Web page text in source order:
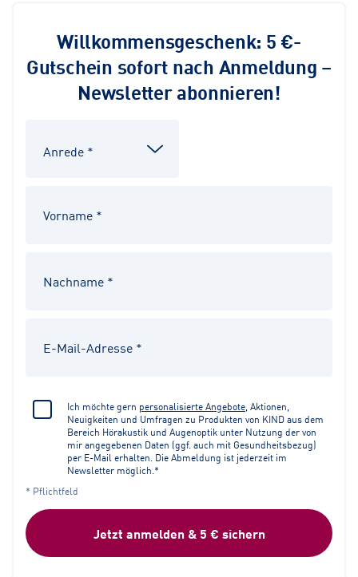
Willkommensgeschenk: 5 €-
Gutschein sofort nach Anmeldung –
Newsletter abonnieren!
Ich möchte gern personalisierte Angebote , Aktionen,
Neuigkeiten und Umfragen zu Produkten von KIND aus dem
Bereich Hörakustik und Augenoptik unter Nutzung der von
mir angegebenen Daten (ggf. auch mit Gesundheitsbezug)
per E-Mail erhalten. Die Abmeldung ist jederzeit im
Newsletter möglich.*
* Pflichtfeld
Jetzt anmelden & 5 € sichern